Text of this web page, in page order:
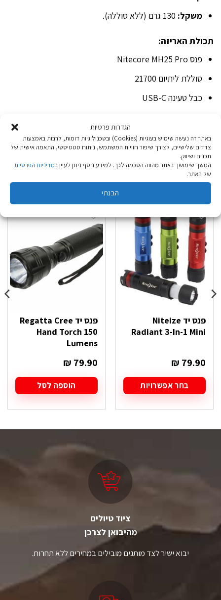
הגדרות פרטיות
באתר זה נעשה שימוש בעוגיות (Cookies) ובטכנולוגיות דומות, לרבות באמצעות
צדדים שלישיים, לצורך שיפור חוויית המשתמש, ניתוח סטטיסטי, התאמה אישית של
תכנים ושיווק.
המשך שימושך באתר מהווה הסכמה לכך. למידע נוסף ניתן לעיין במדיניות הפרטיות
של האתר.
הבנתי
משקל:
תכולת האריזה:
פנס Nitecore MH25 Pro
סוללת ליתיום 21700
כבל טעינה USB-C
מדריך למשתמש
מוצרים קשורים
פנס יד Niteize
Radiant 3-In-1 Mini
₪ 79.90
בחר אפשרויות
למוצר
זה
מספר
האפשרויות
פנס יד Regatta Cree
Hand Torch 150
Lumens
₪ 79.90
הוספה לסל
ציוד טיולים
מהיבואן לצרכן
יבוא ישיר לצד מותגים מובילים במחירים ללא תחרות.